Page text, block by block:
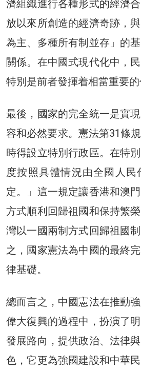
濟組織進行各種形式的經濟
放以來所創造的經濟奇跡，
為主、多種所有制並存」的
關係。在中國式現代化中，
特別是前者發揮着相當重要的
最後，國家的完全統一是實
容和必然要求。憲法第31條
時得設立特別行政區。在特
度按照具體情況由全國人民
定。」這一規定讓香港和澳
方式順利回歸祖國和保持繁
灣以一國兩制方式回歸祖國
之，國家憲法為中國的最終
律基礎。
總而言之，中國憲法在推動
偉大復興的過程中，扮演了
發展路向，提供政治、法律
色，它更為強國建設和中華